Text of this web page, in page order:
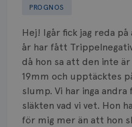
PROGNOS
Hej! Igår fick jag reda
år har fått
då hon sa att den inte
19mm och upptäcktes
slump. Vi har inga
släkten vad vi vet. Hon
för mig mer än att hon
Biverkningar
Bröstvårta
Knöl
Läkemedel
Typ av bröstcancer